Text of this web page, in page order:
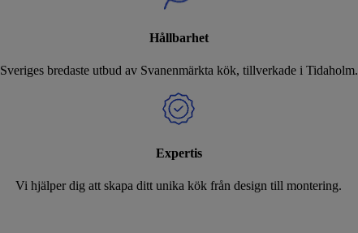
Hållbarhet
Sveriges bredaste utbud av Svanenmärkta kök, tillverkade i Tidaholm.
Expertis
Vi hjälper dig att skapa ditt unika kök från design till montering.